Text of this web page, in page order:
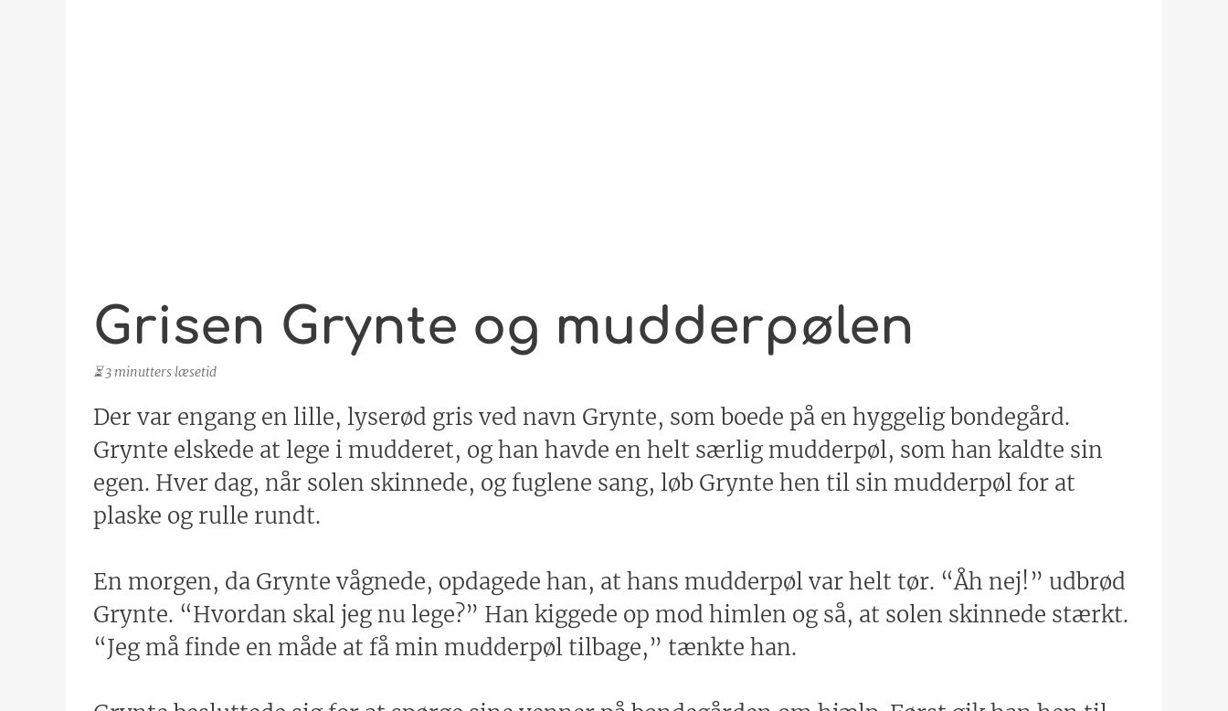
Grisen Grynte og mudderpølen
⏳ 3 minutters læsetid
Der var engang en lille, lyserød gris ved navn Grynte, som boede på en hyggelig bondegård.
Grynte elskede at lege i mudderet, og han havde en helt særlig mudderpøl, som han kaldte sin
egen. Hver dag, når solen skinnede, og fuglene sang, løb Grynte hen til sin mudderpøl for at
plaske og rulle rundt.
En morgen, da Grynte vågnede, opdagede han, at hans mudderpøl var helt tør. “Åh nej!” udbrød
Grynte. “Hvordan skal jeg nu lege?” Han kiggede op mod himlen og så, at solen skinnede stærkt.
“Jeg må finde en måde at få min mudderpøl tilbage,” tænkte han.